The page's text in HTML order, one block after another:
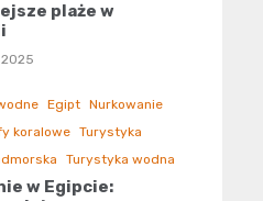
plaże w
Egipt Nurkowanie
koralowe Turystyka
Turystyka wodna
w Egipcie: